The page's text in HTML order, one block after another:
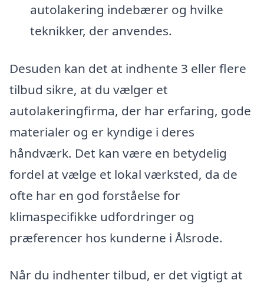
autolakering indebærer og hvilke
teknikker, der anvendes.
Desuden kan det at indhente 3 eller flere
tilbud sikre, at du vælger et
autolakeringfirma, der har erfaring, gode
materialer og er kyndige i deres
håndværk. Det kan være en betydelig
fordel at vælge et lokal værksted, da de
ofte har en god forståelse for
klimaspecifikke udfordringer og
præferencer hos kunderne i Ålsrode.
Når du indhenter tilbud, er det vigtigt at